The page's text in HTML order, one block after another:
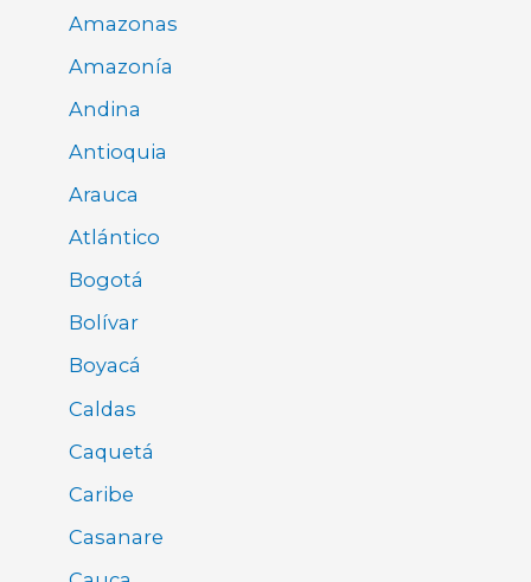
Amazonas
Amazonía
Andina
Antioquia
Arauca
Atlántico
Bogotá
Bolívar
Boyacá
Caldas
Caquetá
Caribe
Casanare